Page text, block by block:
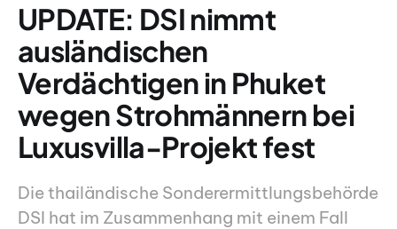
UPDATE: DSI nimmt
ausländischen
Verdächtigen in Phuket
wegen Strohmännern bei
Luxusvilla-Projekt fest
Die thailändische Sonderermittlungsbehörde
DSI hat im Zusammenhang mit einem Fall